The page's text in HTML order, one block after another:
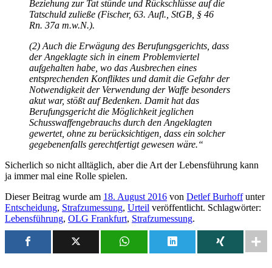
Beziehung zur Tat stünde und Rückschlüsse auf die
Tatschuld zuließe (Fischer, 63. Aufl., StGB, § 46
Rn. 37a m.w.N.).
(2) Auch die Erwägung des Berufungsgerichts, dass
der Angeklagte sich in einem Problemviertel
aufgehalten habe, wo das Ausbrechen eines
entsprechenden Konfliktes und damit die Gefahr der
Notwendigkeit der Verwendung der Waffe besonders
akut war, stößt auf Bedenken. Damit hat das
Berufungsgericht die Möglichkeit jeglichen
Schusswaffengebrauchs durch den Angeklagten
gewertet, ohne zu berücksichtigen, dass ein solcher
gegebenenfalls gerechtfertigt gewesen wäre.“
Sicherlich so nicht alltäglich, aber die Art der Lebensführung kann
ja immer mal eine Rolle spielen.
Dieser Beitrag wurde am 18. August 2016 von Detlef Burhoffunter
Entscheidung, Strafzumessung, Urteil veröffentlicht. Schlagwörter:
Lebensführung, OLG Frankfurt, Strafzumessung.